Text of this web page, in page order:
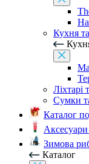
Кухня
Ліхтарі
Сумки
Каталог
Аксесуари
Зимова
Каталог